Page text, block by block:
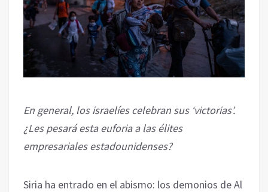
En general, los israelíes celebran sus ‘victorias’.
¿Les pesará esta euforia a las élites
empresariales estadounidenses?
Siria ha entrado en el abismo: los demonios de Al